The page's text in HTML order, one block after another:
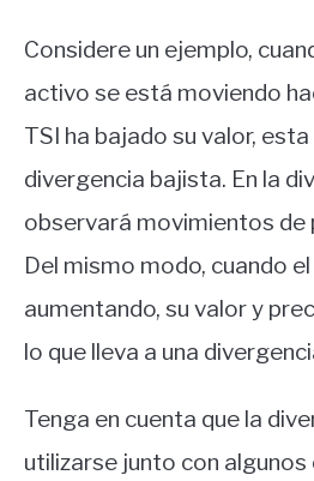
Considere un ejemplo,
activo se está moviendo
TSI ha bajado su valor,
divergencia bajista. En la
observará movimientos de
Del mismo modo, cuando
aumentando, su valor y
lo que lleva a una
Tenga en cuenta que la
utilizarse junto con